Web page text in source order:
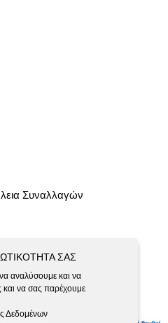
Συναλλαγών
ΣΑΣ
αναλύσουμε και να
και να σας παρέχουμε
Δεδομένων